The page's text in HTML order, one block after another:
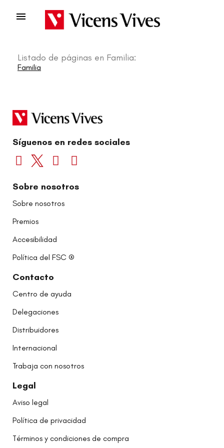

Listado de páginas en Familia:
Familia
Síguenos en redes sociales
Sobre nosotros
Sobre nosotros
Premios
Accesibilidad
Política del FSC ®
Contacto
Centro de ayuda
Delegaciones
Distribuidores
Internacional
Trabaja con nosotros
Legal
Aviso legal
Política de privacidad
Términos y condiciones de compra